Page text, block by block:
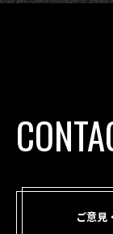
ご意見